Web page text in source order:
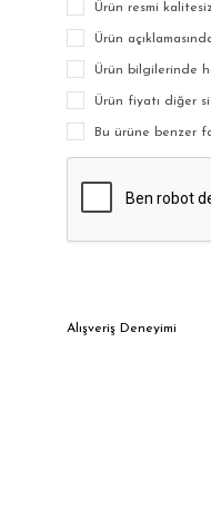
Ürün resmi
Ürün
Ürün bilgilerinde
Ürün fiyatı diğer
Bu ürüne benzer
Alışveriş Deneyimi